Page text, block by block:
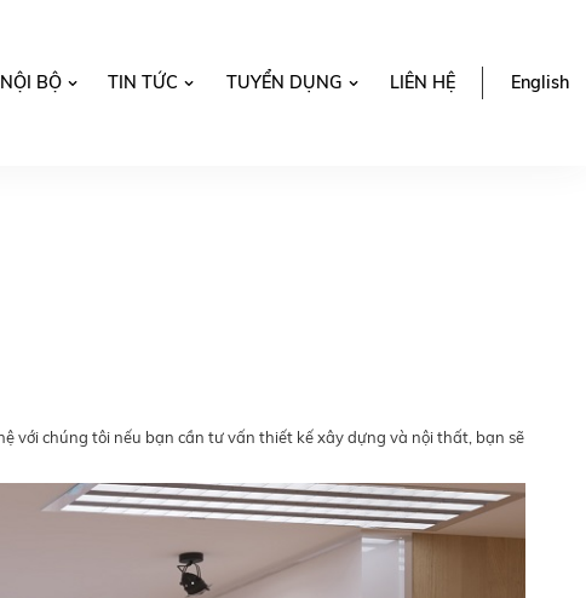
BỘ TIN TỨC TUYỂN DỤNG LIÊN HỆ English
với chúng tôi nếu bạn cần tư vấn thiết kế xây dựng và nội thất, bạn sẽ